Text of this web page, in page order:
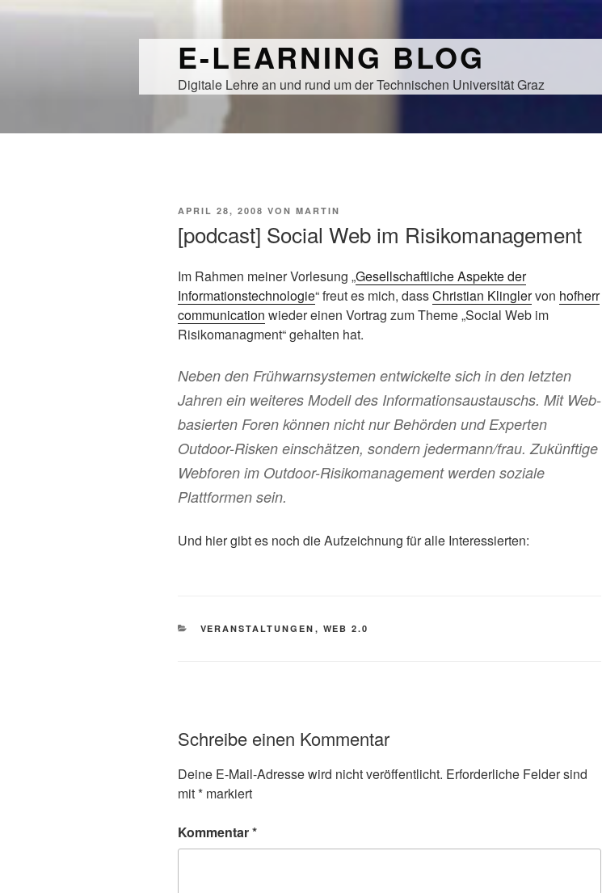
E-LEARNING BLOG
Digitale Lehre an und rund um der Technischen Universität Graz
VERÖFFENTLICHT
APRIL 28, 2008 VON MARTIN
[podcast] Social Web im Risikomanagement
Im Rahmen meiner Vorlesung „Gesellschaftliche Aspekte der
Informationstechnologie“ freut es mich, dassChristian Klinglervon hofherr
communication wieder einen Vortrag zum Theme „Social Web im
Risikomanagment“ gehalten hat.
Neben den Frühwarnsystemen entwickelte sich in den letzten
Jahren ein weiteres Modell des Informationsaustauschs. Mit Web-
basierten Foren können nicht nur Behörden und Experten
Outdoor-Risken einschätzen, sondern jedermann/frau. Zukünftige
Webforen im Outdoor-Risikomanagement werden soziale
Plattformen sein.
Und hier gibt es noch die Aufzeichnung für alle Interessierten:
KATEGORIEN
VERANSTALTUNGEN , WEB 2.0
Schreibe einen Kommentar
Deine E-Mail-Adresse wird nicht veröffentlicht. Erforderliche Felder sind
mit* markiert
Kommentar*